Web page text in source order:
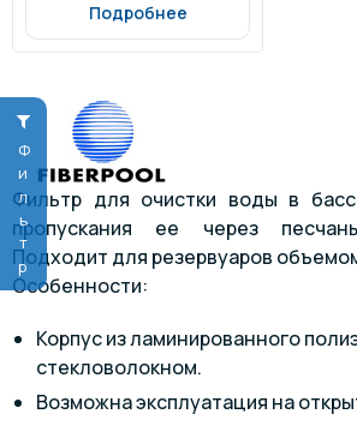
Фильтр
Подробнее
Фильтр для очистки воды в
пропускания ее через
Подходит для резервуаров
Особенности:
Корпус из ламинированного
стекловолокном.
Возможна эксплуатация на